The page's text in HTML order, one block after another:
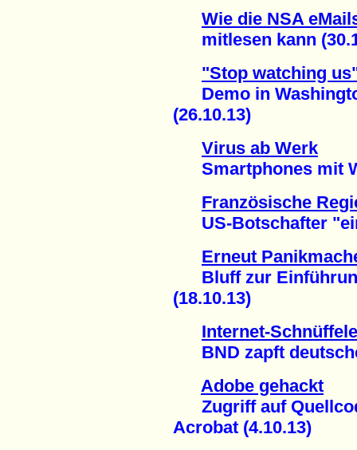
Wie die NSA
mitlesen kann
"Stop watching
Demo in
(26.10.13)
Virus ab Werk
Smartphones mit
Französische
US-Botschafter
Erneut
Bluff zur
(18.10.13)
Internet-
BND zapft
Adobe gehackt
Zugriff auf
Acrobat (4.10.13)